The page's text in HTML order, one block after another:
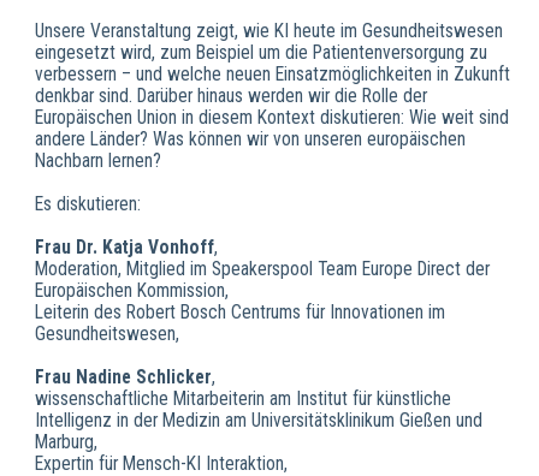
Unsere Veranstaltung zeigt, wie KI heute im Gesundheitswesen
eingesetzt wird, zum Beispiel um die Patientenversorgung zu
verbessern – und welche neuen Einsatzmöglichkeiten in Zukunft
denkbar sind. Darüber hinaus werden wir die Rolle der
Europäischen Union in diesem Kontext diskutieren: Wie weit sind
andere Länder? Was können wir von unseren europäischen
Nachbarn lernen?
Es diskutieren:
Frau Dr. Katja Vonhoff,
Moderation, Mitglied im Speakerspool Team Europe Direct der
Europäischen Kommission,
Leiterin des Robert Bosch Centrums für Innovationen im
Gesundheitswesen,
Frau Nadine Schlicker,
wissenschaftliche Mitarbeiterin am Institut für künstliche
Intelligenz in der Medizin am Universitätsklinikum Gießen und
Marburg,
Expertin für Mensch-KI Interaktion,